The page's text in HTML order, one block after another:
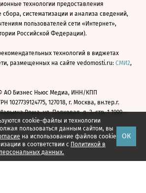
cookie-файлы и технологии
пользоваться данным сайтом, вы
на использование файлов cookie
в соответствии с Политикой в
данных.
ОК
технологии предоставления
систематизации и анализа сведений,
пользователей сети «Интернет»,
Российской Федерации).
технологий в виджетах
размещенных на сайте vedomosti.ru: СМИ2,
АО Бизнес Ньюс Медиа, ИНН/КПП
1027739124775, 127018, г. Москва, вн.тер.г.
Роща, ул. Полковая, д. 3, стр. 1 1999—